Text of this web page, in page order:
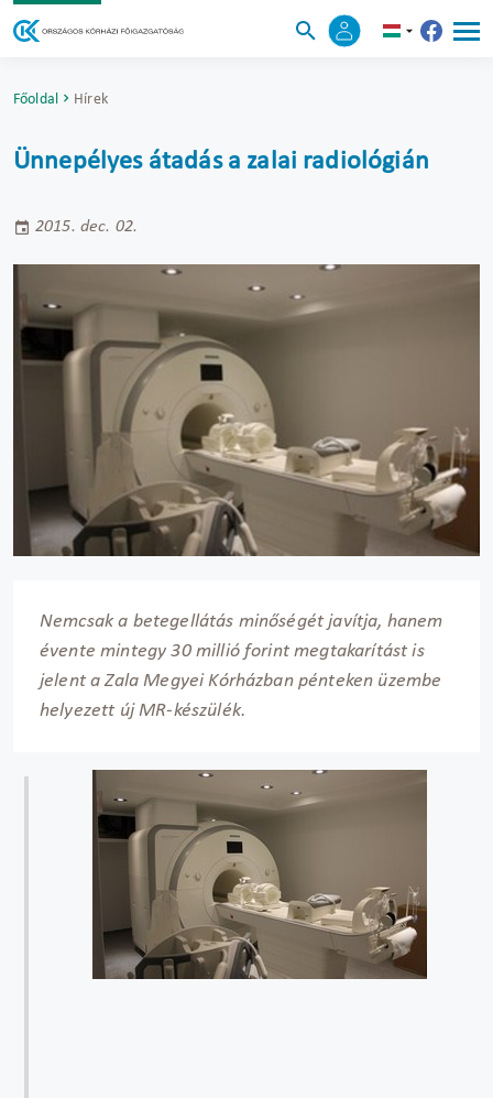
Főoldal Hírek
Ünnepélyes átadás a zalai radiológián
2015. dec. 02.
Nemcsak a betegellátás minőségét javítja, hanem
évente mintegy 30 millió forint megtakarítást is
jelent a Zala Megyei Kórházban pénteken üzembe
helyezett új MR-készülék.